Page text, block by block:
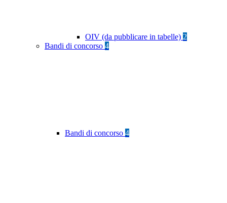
OIV (da pubblicare in tabelle) 2
Bandi di concorso 4
Bandi di concorso 4